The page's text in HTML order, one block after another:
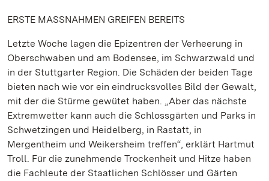
ERSTE MASSNAHMEN GREIFEN BEREITS
Letzte Woche lagen die Epizentren der Verheerung in
Oberschwaben und am Bodensee, im Schwarzwald und
in der Stuttgarter Region. Die Schäden der beiden Tage
bieten nach wie vor ein eindrucksvolles Bild der Gewalt,
mit der die Stürme gewütet haben. „Aber das nächste
Extremwetter kann auch die Schlossgärten und Parks in
Schwetzingen und Heidelberg, in Rastatt, in
Mergentheim und Weikersheim treffen“, erklärt Hartmut
Troll. Für die zunehmende Trockenheit und Hitze haben
die Fachleute der Staatlichen Schlösser und Gärten